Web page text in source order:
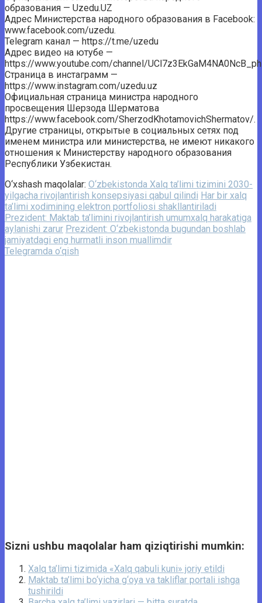
образования — Uzedu.UZ
Адрес Министерства народного образования в Facebook:
www.facebook.com/uzedu.
Telegram канал — https://t.me/uzedu
Адрес видео на ютубе —
https://www.youtube.com/channel/
Страница в инстаграмм —
https://www.instagram.com/uzedu.uz
Официальная страница министра народного
просвещения Шерзода Шерматова
https://www.facebook.com/SherzodKhotamovichShermatov/.
Другие страницы, открытые в социальных сетях под
именем министра или министерства, не имеют никакого
отношения к Министерству народного образования
Республики Узбекистан.
O‘xshash maqolalar: O‘zbekistonda Xalq ta’limi tizimini 2030-
yilgacha rivojlantirish konsepsiyasi qabul qilindi Har bir xalq
ta’limi xodimining elektron portfoliosi shakllantiriladi
Prezident: Maktab ta’limini rivojlantirish umumxalq harakatiga
aylanishi zarur Prezident: O‘zbekistonda bugundan boshlab
jamiyatdagi eng hurmatli inson muallimdir
Telegramda o‘qish
Sizni ushbu maqolalar ham qiziqtirishi mumkin:
Xalq ta’limi tizimida «Xalq qabuli kuni» joriy etildi
Maktab ta’limi bo‘yicha g‘oya va takliflar portali ishga
tushirildi